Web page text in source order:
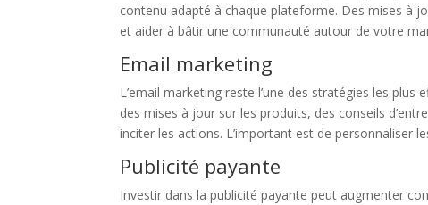
contenu adapté à chaque plateforme. Des mises à
et aider à bâtir une communauté autour de votre
Email marketing
L’email marketing reste l’une des stratégies les
des mises à jour sur les produits, des conseils
inciter les actions. L’important est de personnaliser
Publicité payante
Investir dans la publicité payante peut augmenter